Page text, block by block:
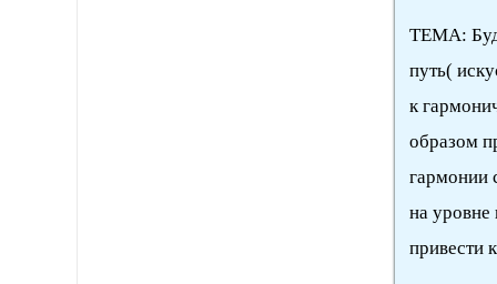
ТЕМА:
путь(
к
образом
гармонии
на уровне
привести